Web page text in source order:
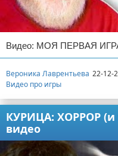
Видео: МОЯ ПЕРВАЯ
Вероника Лаврентьева 22-12-
Видео про игры
КУРИЦА: ХОРРОР (и
видео